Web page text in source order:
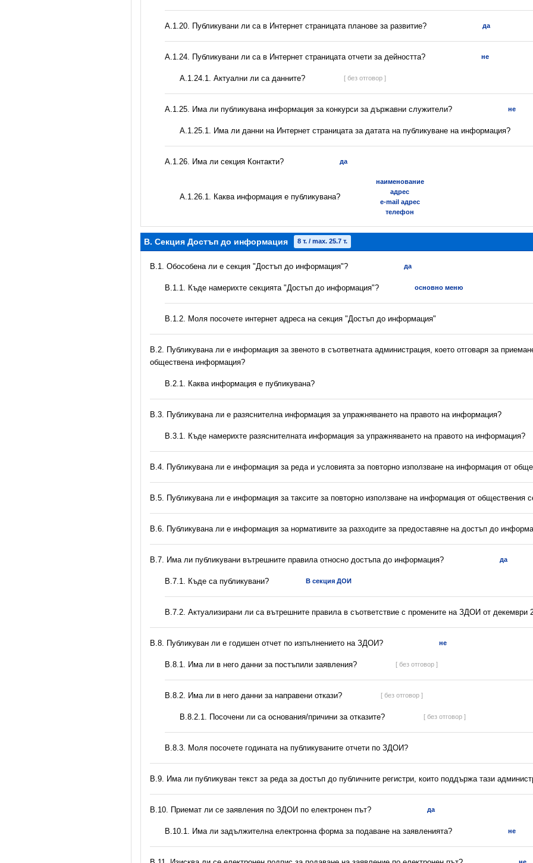
А.1.20. Публикувани ли са в Интернет страницата планове за развитие? да
А.1.24. Публикувани ли са в Интернет страницата отчети за дейността? не
A.1.24.1. Актуални ли са данните? [ без отговор ]
А.1.25. Има ли публикувана информация за конкурси за държавни служители? не
A.1.25.1. Има ли данни на Интернет страницата за датата на публикуване на информация?
А.1.26. Има ли секция Контакти? да
А.1.26.1. Каква информация е публикувана?
наименование
адрес
e-mail адрес
телефон
B. Секция Достъп до информация 8 т. / max. 25.7 т.
В.1. Обособена ли е секция "Достъп до информация"? да
В.1.1. Къде намерихте секцията "Достъп до информация"? основно меню
B.1.2. Моля посочете интернет адреса на секция "Достъп до информация"
В.2. Публикувана ли е информация за звеното в съответната администрация, което отговаря за
обществена информация?
B.2.1. Каква информация е публикувана?
В.3. Публикувана ли е разяснителна информация за упражняването на правото на информация?
В.3.1. Къде намерихте разяснителната информация за упражняването на правото на информация?
В.4. Публикувана ли е информация за реда и условията за повторно използване на информация от
В.5. Публикувана ли е информация за таксите за повторно използване на информация от обществения
В.6. Публикувана ли е информация за нормативите за разходите за предоставяне на достъп до
В.7. Има ли публикувани вътрешните правила относно достъпа до информация? да
В.7.1. Къде са публикувани? В секция ДОИ
В.7.2. Актуализирани ли са вътрешните правила в съответствие с промените на ЗДОИ от декември
В.8. Публикуван ли е годишен отчет по изпълнението на ЗДОИ? не
В.8.1. Има ли в него данни за постъпили заявления? [ без отговор ]
В.8.2. Има ли в него данни за направени откази? [ без отговор ]
В.8.2.1. Посочени ли са основания/причини за отказите? [ без отговор ]
В.8.3. Моля посочете годината на публикуваните отчети по ЗДОИ?
В.9. Има ли публикуван текст за реда за достъп до публичните регистри, които поддържа тази
В.10. Приемат ли се заявления по ЗДОИ по електронен път? да
В.10.1. Има ли задължителна електронна форма за подаване на заявленията? не